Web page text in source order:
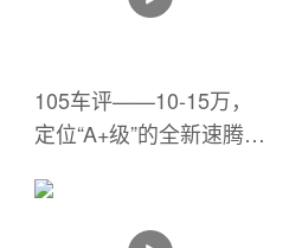
105车评——10-15万，
定位“A+级”的全新速腾还